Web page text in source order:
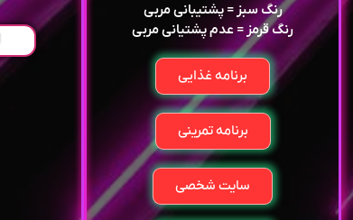
رنگ سبز = پشتیبانی مربی
رنگ قرمز = عدم پشتیانی مربی
برنامه غذایی
برنامه تمرینی
سایت شخصی